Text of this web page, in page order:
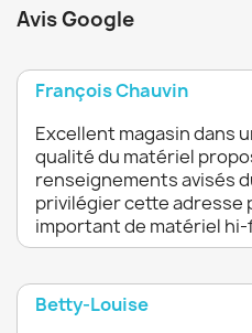
Avis Google
François Chauvin
Excellent magasin dans
qualité du matériel
renseignements avisés
privilégier cette adresse
important de matériel hi-
Betty-Louise